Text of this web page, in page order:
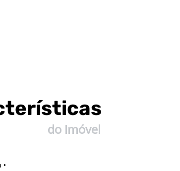
do Imóvel